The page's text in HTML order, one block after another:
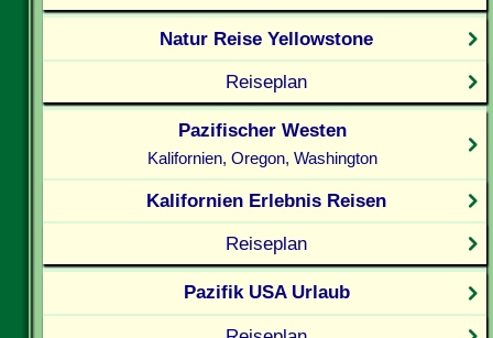
Natur Reise Yellowstone
Reiseplan
Pazifischer Westen
Kalifornien, Oregon, Washington
Kalifornien Erlebnis Reisen
Reiseplan
Pazifik USA Urlaub